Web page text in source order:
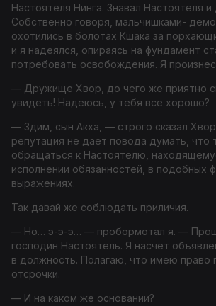
Настоятеля Нинга. Знавал Настоятеля и
Собственно говоря, мальчишками-
охотились в болотах Кшака за
и я надеялся, опираясь на фундамент
потребовать освобождения. Я
— Дружище Хвор, до чего же приятно
увидеть! Надеюсь, у тебя все хорошо?
— Здим, сын Акха, — строго сказал
репутация не дает повода думать, что
обращаться к Настоятелю,
исполнении обязанностей, в подобных
выражениях.
Так давай же соблюдать приличия.
— Но… э-э-э… — пробормотал я. —
господин Настоятель. Я насчет
в должность. Полагаю, что имею право
отсрочки.
— И на каком же основании?